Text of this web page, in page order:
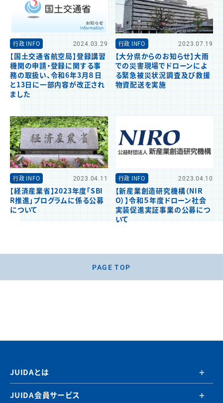
行政 INFO 2024.03.29
【国土交通省航空局】登録講習
機関の申請・登録に関する事
務の取扱い、令和6年3月８日
と13日に一部内容が改正され
ました
行政 INFO 2023.07.19
【大分県からのお知らせ】大雨
での災害現場でドローンによ
る緊急被災状況調査及び救援
物資配送を実施
行政 INFO 2023.04.11
【経済産業省】2023年度「SBI
R推進」プログラムに係る公募
について
行政 INFO 2023.04.10
【新産業創造研究機構（NIR
O）】令和５年度ドローン社会
実装促進実証事業の公募につ
いて
PAGE TOP
JUIDAとは
JUIDA会員サービス